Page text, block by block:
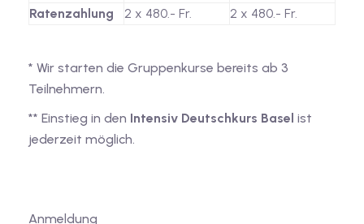
Ratenzahlung 2 x 480.- Fr. 2 x 480.- Fr.
* Wir starten die Gruppenkurse bereits ab 3
Teilnehmern.
** Einstieg in den Intensiv Deutschkurs Basel ist
jederzeit möglich.
Anmeldung